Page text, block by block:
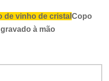
de vinho de cristal Copo
à mão